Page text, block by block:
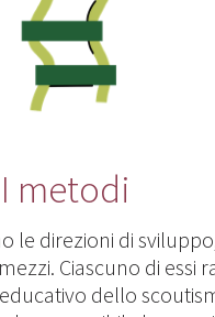
I metodi
le direzioni di
Ciascuno di essi
dello